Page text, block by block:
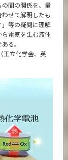
間の関係を、量
せて解明したも
等の疑問に理解
電気を生む液体
る。
王立化学会、英